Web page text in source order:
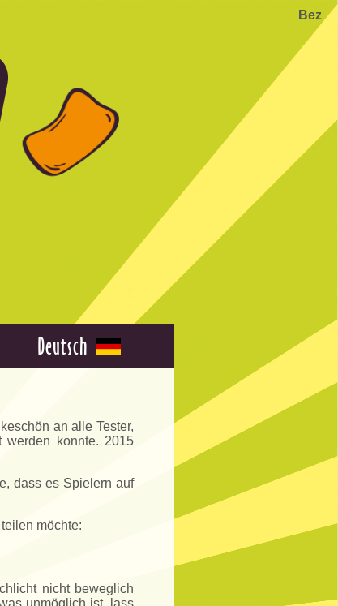
Bez
Deutsch
an alle Tester,
werden konnte. 2015
dass es Spielern auf
möchte:
nicht beweglich
unmöglich ist, lass